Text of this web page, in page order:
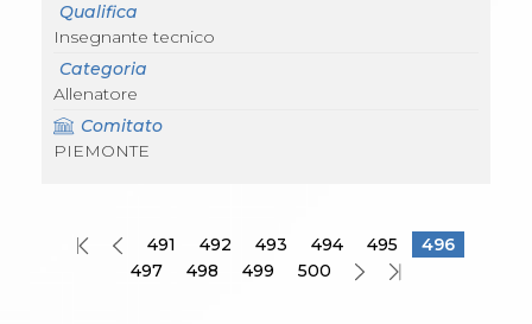
Qualifica
Insegnante tecnico
Categoria
Allenatore
Comitato
PIEMONTE
491 492 493 494 495
496
497
498 499 500